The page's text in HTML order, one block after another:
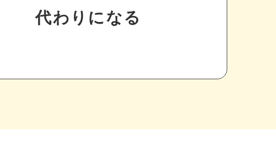
代わりになる